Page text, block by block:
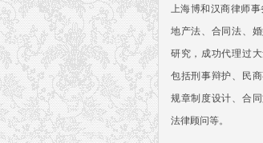
上海博和汉商律师
地产法、合同法、
研究，成功代理过
包括刑事辩护、民
规章制度设计、合
法律顾问等。